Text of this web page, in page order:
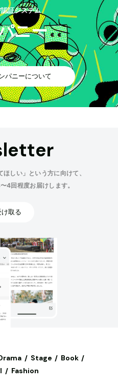
証システム
ニー
パニーについて
ほしい」という方に向けて、
4回程度お届けします。
け取る
Stage
Book
Fashion